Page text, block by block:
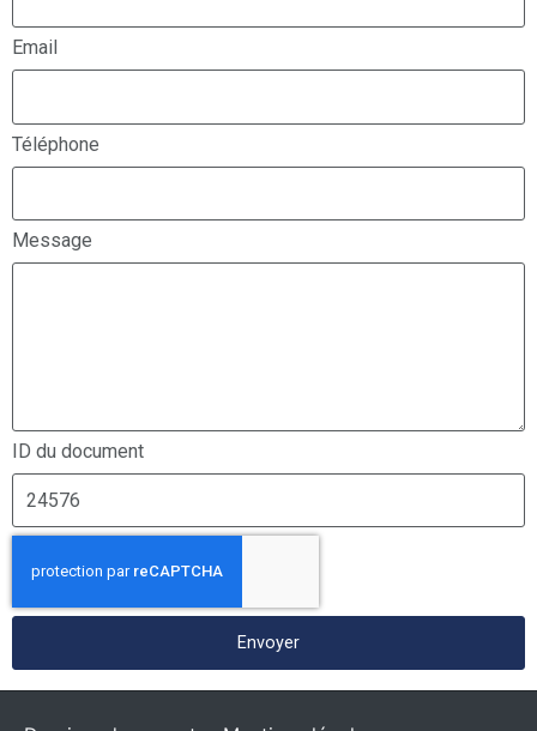
Email
Téléphone
Message
ID du document
Envoyer